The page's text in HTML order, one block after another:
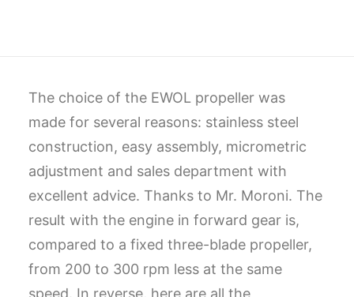
The choice of the EWOL propeller was
made for several reasons: stainless steel
construction, easy assembly, micrometric
adjustment and sales department with
excellent advice. Thanks to Mr. Moroni. The
result with the engine in forward gear is,
compared to a fixed three-blade propeller,
from 200 to 300 rpm less at the same
speed. In reverse, here are all the